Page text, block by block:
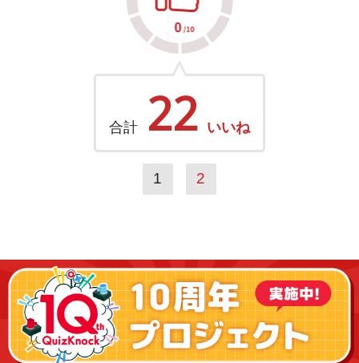
合計 22 いいね
1 2